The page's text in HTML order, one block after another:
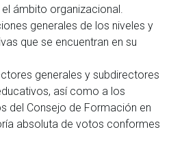
ámbito organizacional.
generales de los niveles y
que se encuentran en su
generales y subdirectores
así como a los
del Consejo de Formación en
absoluta de votos conformes